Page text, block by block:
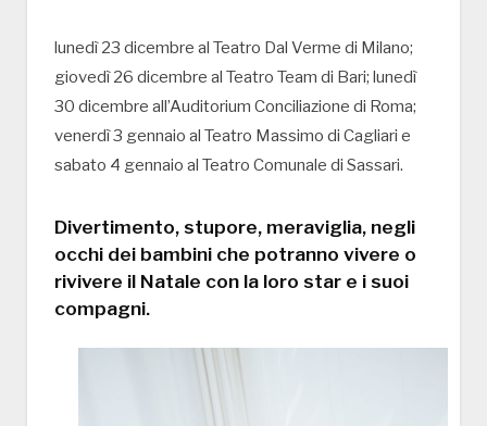
lunedì 23 dicembre al Teatro Dal Verme di Milano;
giovedì 26 dicembre al Teatro Team di Bari; lunedì
30 dicembre all’Auditorium Conciliazione di Roma;
venerdì 3 gennaio al Teatro Massimo di Cagliari e
sabato 4 gennaio al Teatro Comunale di Sassari.
Divertimento, stupore, meraviglia, negli
occhi dei bambini che potranno vivere o
rivivere il Natale con la loro star e i suoi
compagni.